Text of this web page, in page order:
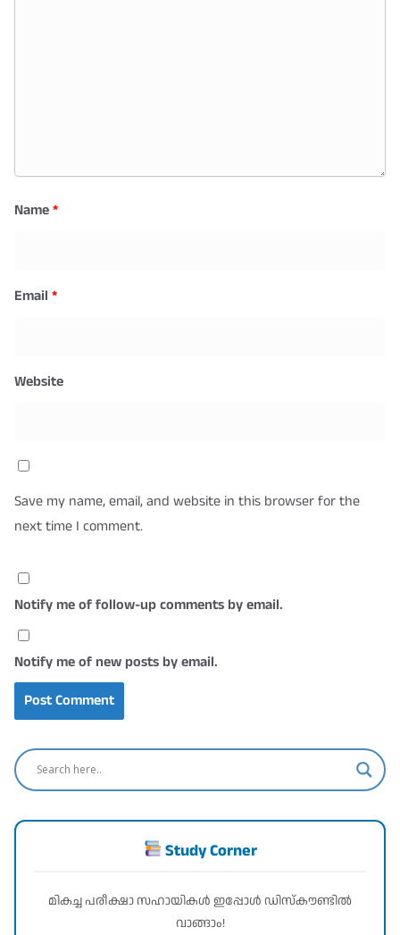
Name*
Email *
Website
Save my name, email, and website in this browser for the
next time I comment.
Notify me of follow-up comments by email.
Notify me of new posts by email.
Study Corner
മികച്ച പരീക്ഷാ സഹായികൾ ഇപ്പോൾ ഡിസ്കൗണ്ടിൽ
വാങ്ങാം!